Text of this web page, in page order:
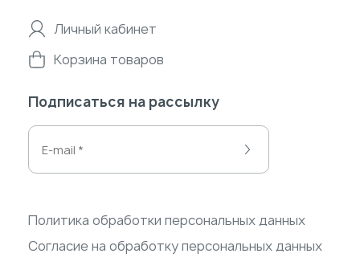
Личный кабинет
Корзина товаров
Подписаться на рассылку
Политика обработки персональных данных
Согласие на обработку персональных данных